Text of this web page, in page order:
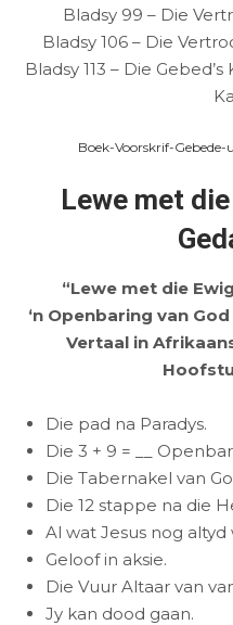
Bladsy 99 – Die
Bladsy 106 – Die
Bladsy 113 – Die
Boek-Voorskrif-Gebede-
Lewe met
“Lewe met die
‘n Openbaring van
Vertaal in
Die pad na Paradys.
Die 3 + 9 = __
Die Tabernakel van
Die 12 stappe na die
Al wat Jesus nog
Geloof in aksie.
Die Vuur Altaar van
Jy kan dood gaan.